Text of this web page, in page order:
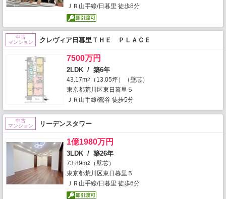
ＪＲ山手線/日暮里 徒歩8分
中古
マンション
クレヴィア日暮里ＴＨＥ ＰＬＡＣＥ
7500万円
2LDK / 築6年
43.17m2
（13.05坪）（壁芯）
東京都荒川区東日暮里５
ＪＲ山手線/鶯谷 徒歩5分
中古
マンション
リーデンスタワー
1億1980万円
3LDK / 築26年
73.89m2
（壁芯）
東京都荒川区東日暮里５
ＪＲ山手線/日暮里 徒歩6分